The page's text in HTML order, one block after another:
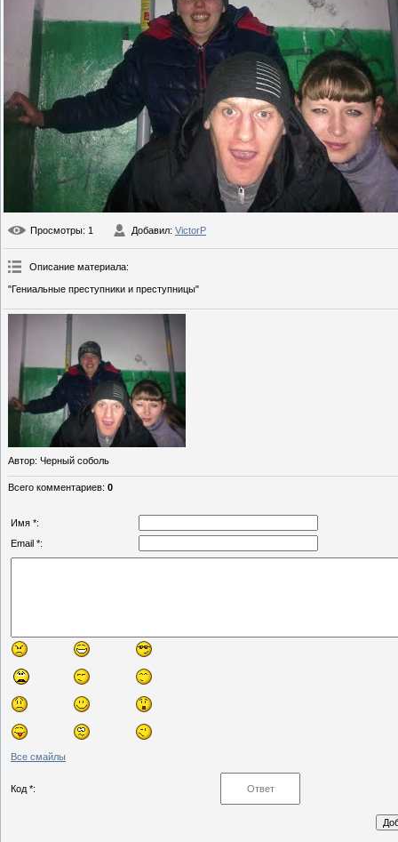
Просмотры: 1 Добавил: VictorP
Описание материала:
"Гениальные преступники и преступницы"
Автор: Черный соболь
Всего комментариев: 0
Имя *:
Email *:
Все смайлы
Код *: